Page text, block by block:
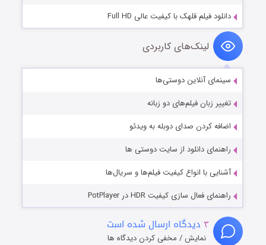
دانلود فیلم قلهک با کیفیت عالی Full HD
لینک‌های کاربردی
سینمای آنلاین دوستی‌ها
تغییر زبان فیلم‌های دو زبانه
اضافه کردن صدای دوبله به ویدئو
راهنمای دانلود از سایت دوستی ها
آشنایی با انواع کیفیت فیلم‌ها و سریال‌ها
راهنمای فعال سازی کیفیت HDR در PotPlayer
۳ دیدگاه ارسال شده است
نمایش / مخفی کردن دیدگاه ها